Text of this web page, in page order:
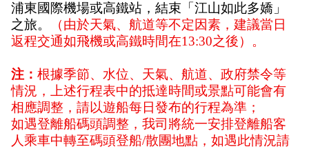
浦東國際機場或高鐵站，結束「江山如此多嬌」
之旅。
（由於天氣、航道等不定因素，建議當日
返程交通如飛機或高鐵時間在13:30之後）。
注： 根據季節、水位、天氣、航道、政府禁令等
情況，上述行程表中的抵達時間或景點可能會有
相應調整，請以遊船每日發布的行程為準；
如遇登離船碼頭調整，我司將統一安排登離船客
人乘車中轉至碼頭登船/散團地點，如遇此情況請